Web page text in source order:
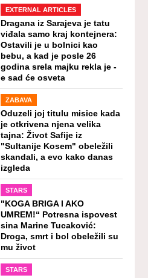
EXTERNAL ARTICLES
Dragana iz Sarajeva je tatu
viđala samo kraj kontejnera:
Ostavili je u bolnici kao
bebu, a kad je posle 26
godina srela majku rekla je -
e sad će osveta
ZABAVA
Oduzeli joj titulu misice kada
je otkrivena njena velika
tajna: Život Safije iz
"Sultanije Kosem" obeležili
skandali, a evo kako danas
izgleda
STARS
"KOGA BRIGA I AKO
UMREM!“ Potresna ispovest
sina Marine Tucaković:
Droga, smrt i bol obeležili su
mu život
STARS